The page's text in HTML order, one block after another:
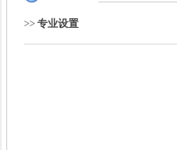
>> 专业设置